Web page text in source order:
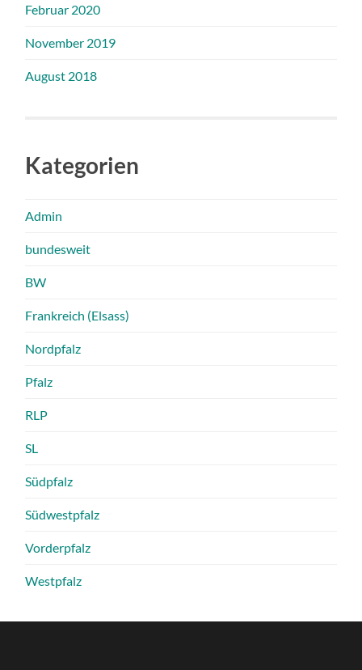
Februar 2020
November 2019
August 2018
Kategorien
Admin
bundesweit
BW
Frankreich (Elsass)
Nordpfalz
Pfalz
RLP
SL
Südpfalz
Südwestpfalz
Vorderpfalz
Westpfalz